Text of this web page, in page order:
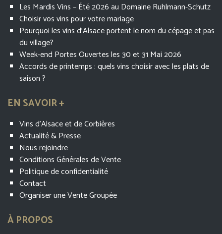
Les Mardis Vins – Été 2026 au Domaine Ruhlmann-Schutz
Choisir vos vins pour votre mariage
Pourquoi les vins d’Alsace portent le nom du cépage et pas
du village?
Week-end Portes Ouvertes les 30 et 31 Mai 2026
Accords de printemps : quels vins choisir avec les plats de
saison ?
EN SAVOIR +
Vins d’Alsace et de Corbières
Actualité & Presse
Nous rejoindre
Conditions Générales de Vente
Politique de confidentialité
Contact
Organiser une Vente Groupée
À PROPOS